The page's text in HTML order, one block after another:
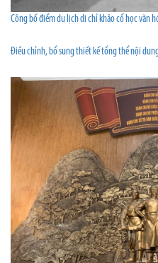
Công bố điểm du lịch di chỉ khảo cổ học văn
Điều chỉnh, bổ sung thiết kế tổng thể nội